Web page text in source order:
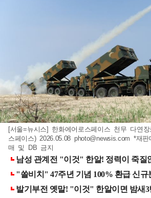
[서울=뉴시스] 한화에어로스페이스 천무 다연
스페이스) 2026.05.08 photo@newsis.com *재
매 및 DB 금지